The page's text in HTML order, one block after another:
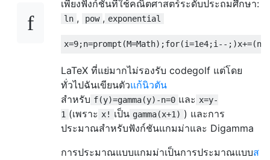
เพียงฟังก์ชั่นที่ใช้คณิตศาสตร์ระดับประถมศึกษา:
ln , pow , exponential
x=9;n=prompt (M=Math);for(i=1e4;i --;)x+=(n
LaTeX ที่แย่มากไม่รองรับ codegolf แต่โดย
ทั่วไปฉันเขียนตัวแก้นิวตัน
สำหรับ f(y)=gamma(y)-n=0 และ x=y-
1 (เพราะ x! เป็น gamma(x+1) ) และการ
ประมาณสำหรับฟังก์ชันแกมม่าและ Digamma
การประมาณแบบแกมม่าเป็นการประมาณแบบส